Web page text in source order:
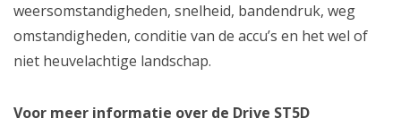
weersomstandigheden, snelheid, bandendruk, weg
omstandigheden, conditie van de accu’s en het wel of
niet heuvelachtige landschap.
Voor meer informatie over de Drive ST5D